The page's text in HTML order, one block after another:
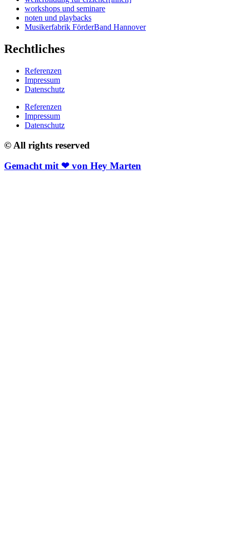
workshops und seminare
noten und playbacks
Musikerfabrik FörderBand Hannover
Rechtliches
Referenzen
Impressum
Datenschutz
Referenzen
Impressum
Datenschutz
© All rights reserved
Gemacht mit ❤ von Hey Marten